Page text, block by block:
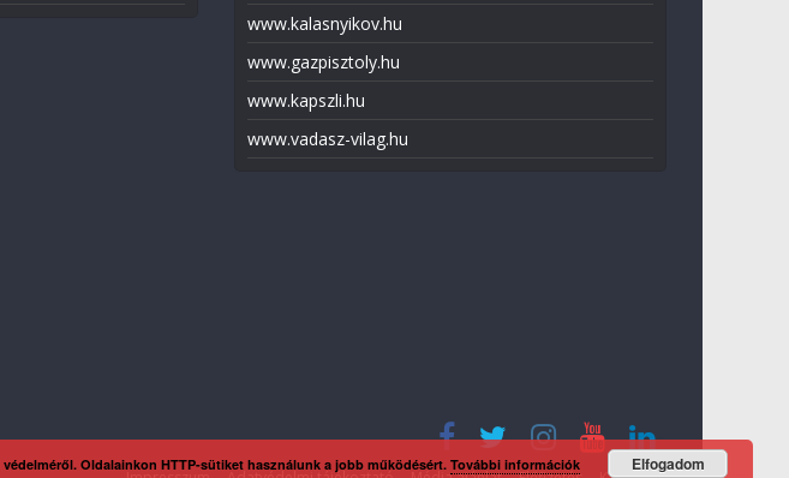
www.kalasnyikov.hu
www.gazpisztoly.hu
www.kapszli.hu
www.vadasz-vilag.hu
Oldalainkon HTTP-sütiket használunk a jobb működésért.További információk Elfogadom